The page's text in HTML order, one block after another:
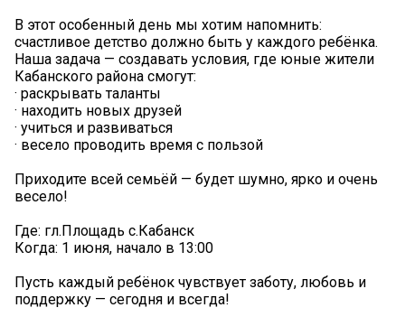
В этот особенный день мы хотим напомнить:
счастливое детство должно быть у каждого ребёнка.
Наша задача — создавать условия, где юные жители
Кабанского района смогут:
· раскрывать таланты
· находить новых друзей
· учиться и развиваться
· весело проводить время с пользой
Приходите всей семьёй — будет шумно, ярко и очень
весело!
Где: гл.Площадь с.Кабанск
Когда: 1 июня, начало в 13:00
Пусть каждый ребёнок чувствует заботу, любовь и
поддержку — сегодня и всегда!